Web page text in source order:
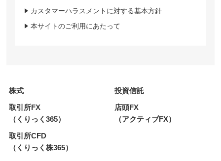
カスタマーハラスメントに対する基本方針
本サイトのご利用にあたって
株式
投資信託
取引所FX
（くりっく365）
店頭FX
（アクティブFX）
取引所CFD
（くりっく株365）